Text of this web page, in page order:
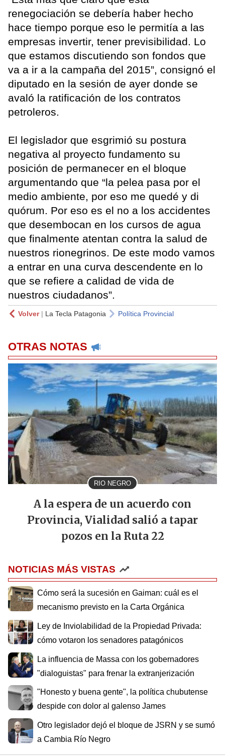
renegociación se debería haber hecho
hace tiempo porque eso le permitía a las
empresas invertir, tener previsibilidad. Lo
que estamos discutiendo son fondos que
va a ir a la campaña del 2015”, consignó el
diputado en la sesión de ayer donde se
avaló la ratificación de los contratos
petroleros.
El legislador que esgrimió su postura
negativa al proyecto fundamento su
posición de permanecer en el bloque
argumentando que “la pelea pasa por el
medio ambiente, por eso me quedé y di
quórum. Por eso es el no a los accidentes
que desembocan en los cursos de agua
que finalmente atentan contra la salud de
nuestros rionegrinos. De este modo vamos
a entrar en una curva descendente en lo
que se refiere a calidad de vida de
nuestros ciudadanos”.
Volver| La Tecla Patagonia Política Provincial
OTRAS NOTAS
RIO NEGRO
A la espera de un acuerdo con
Provincia, Vialidad salió a tapar
pozos en la Ruta 22
NOTICIAS MÁS VISTAS
Cómo será la sucesión en Gaiman: cuál es el
mecanismo previsto en la Carta Orgánica
Ley de Inviolabilidad de la Propiedad Privada:
cómo votaron los senadores patagónicos
La influencia de Massa con los gobernadores
"dialoguistas" para frenar la extranjerización
"Honesto y buena gente", la política chubutense
despide con dolor al galenso James
Otro legislador dejó el bloque de JSRN y se sumó
a Cambia Río Negro